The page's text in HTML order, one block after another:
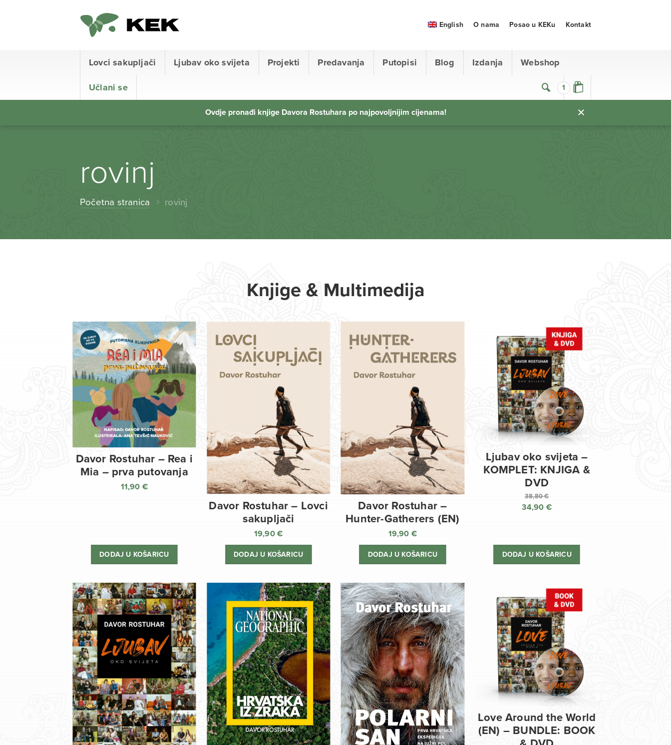
1
Lovci sakupljači Ljubav oko svijeta Projekti Predavanja Putopisi Blog Izdanja Webshop
Učlani se
English O nama Posao u KEKu Kontakt
Ovdje pronađi knjige Davora Rostuhara po najpovoljnijim cijenama!
rovinj
Početna stranica rovinj
Knjige & Multimedija
Davor Rostuhar – Rea i
Mia – prva putovanja
11,90 €
DODAJ U KOŠARICU
Davor Rostuhar – Lovci
sakupljači
19,90€
DODAJ U KOŠARICU
Davor Rostuhar –
Hunter-Gatherers (EN)
19,90 €
DODAJ U KOŠARICU
Ljubav oko svijeta –
KOMPLET: KNJIGA &
DVD
38,80€
Izvorna
je:
38,80 €.
34,90 €
je:
34,90 €.
DODAJ U KOŠARICU
Love Around the World
(EN) – BUNDLE: BOOK